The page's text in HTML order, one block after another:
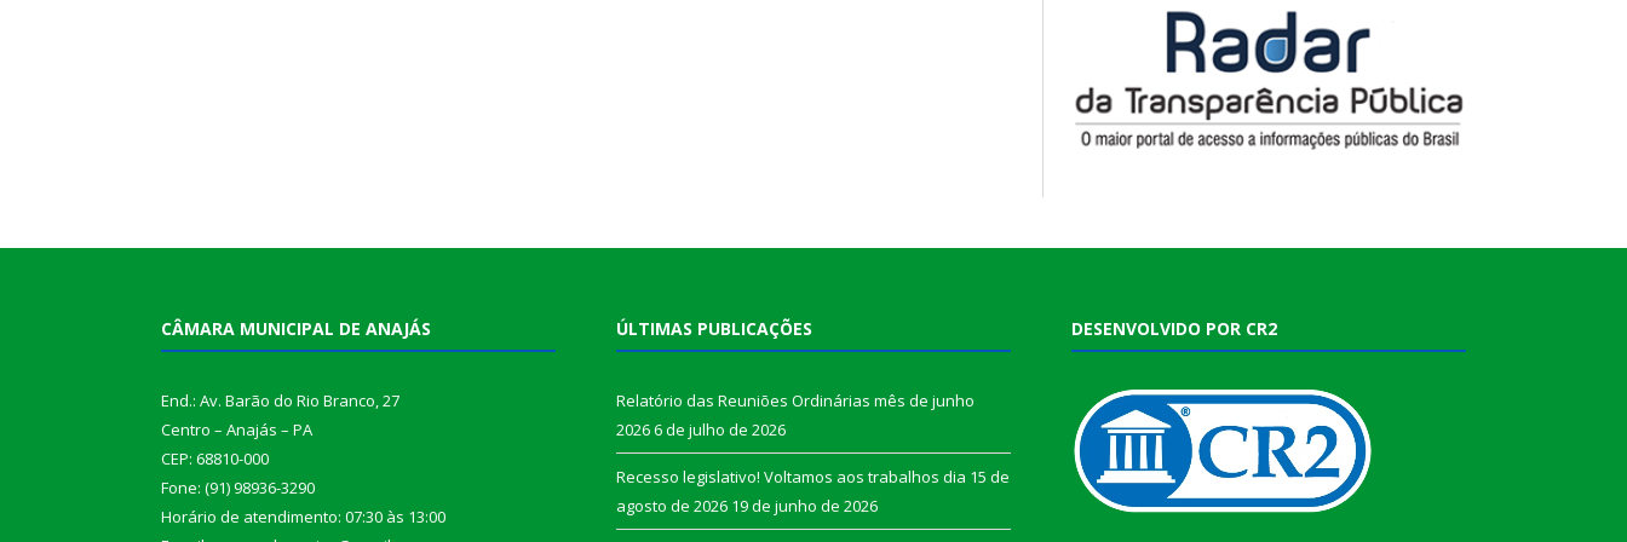
CÂMARA MUNICIPAL DE ANAJÁS
End.: Av. Barão do Rio Branco, 27
Centro – Anajás – PA
CEP: 68810-000
Fone: (91) 98936-3290
Horário de atendimento: 07:30 às 13:00
ÚLTIMAS PUBLICAÇÕES
Relatório das Reuniões Ordinárias mês de junho
20266 de julho de 2026
Recesso legislativo! Voltamos aos trabalhos dia 15 de
agosto de 2026 19 de junho de 2026
DESENVOLVIDO POR CR2